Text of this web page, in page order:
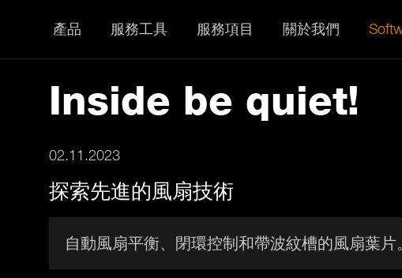
產品 服務工具 服務項目 關於我們
Inside be quiet!
02.11.2023
探索先進的風扇技術
自動風扇平衡、閉環控制和帶波紋槽的風扇葉片。